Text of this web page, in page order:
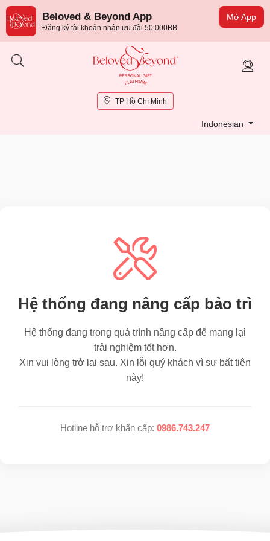
Mở App
Beloved & Beyond App
Đăng ký tài khoản nhận ưu đãi 50.000BB
TP Hồ Chí Minh
Indonesian
Hệ thống đang nâng cấp bảo trì
Hệ thống đang trong quá trình nâng cấp để mang lại
trải nghiệm tốt hơn.
Xin vui lòng trở lại sau. Xin lỗi quý khách vì sự bất tiện
này!
Hotline hỗ trợ khẩn cấp: 0986.743.247